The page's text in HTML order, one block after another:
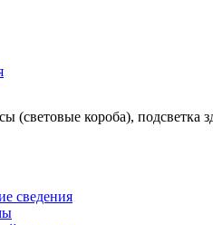
(световые короба), подсветка
сведения